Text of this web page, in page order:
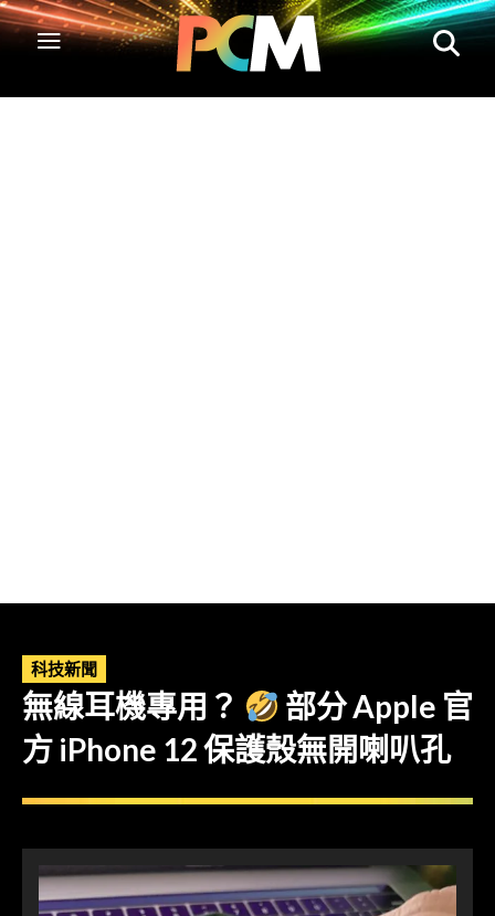
科技新聞
無線耳機專用？
部分 Apple 官
方 iPhone 12 保護殼無開喇叭孔